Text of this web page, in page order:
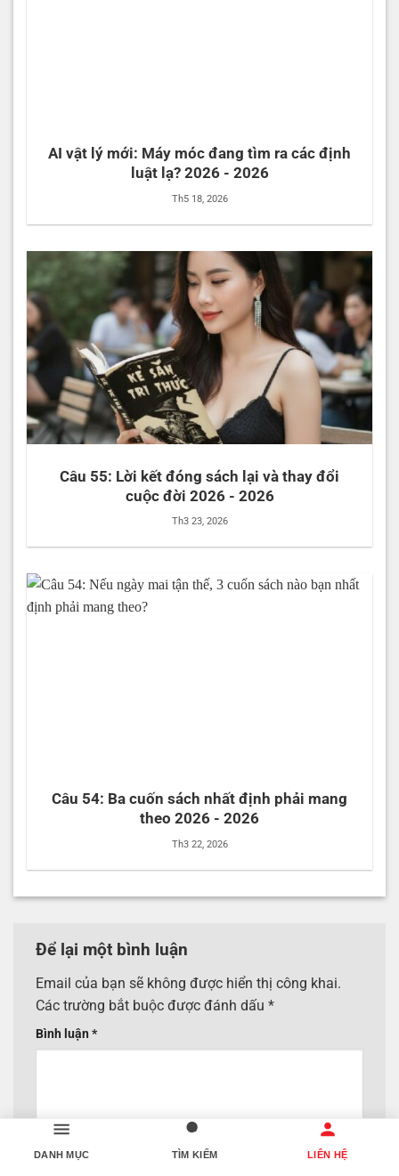
AI vật lý mới: Máy móc đang tìm ra các định
luật lạ? 2026 - 2026
Th5 18, 2026
Câu 55: Lời kết đóng sách lại và thay đổi
cuộc đời 2026 - 2026
Th3 23, 2026
Câu 54: Ba cuốn sách nhất định phải mang
theo 2026 - 2026
Th3 22, 2026
Để lại một bình luận
Email của bạn sẽ không được hiển thị công khai.
Các trường bắt buộc được đánh dấu *
Bình luận *
DANH MỤC TÌM KIẾM LIÊN HỆ